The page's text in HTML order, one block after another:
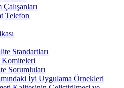
Telefon
Standartları
Sorumluları
İyi Uygulama Örnekleri